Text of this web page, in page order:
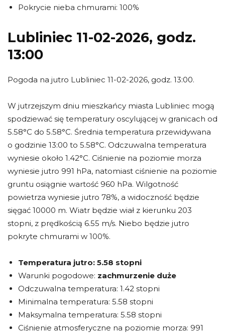
Pokrycie nieba chmurami: 100%
Lubliniec 11-02-2026, godz.
13:00
Pogoda na jutro Lubliniec 11-02-2026, godz. 13:00.
W jutrzejszym dniu mieszkańcy miasta Lubliniec mogą
spodziewać się temperatury oscylującej w granicach od
5.58°C do 5.58°C. Średnia temperatura przewidywana
o godzinie 13:00 to 5.58°C. Odczuwalna temperatura
wyniesie około 1.42°C. Ciśnienie na poziomie morza
wyniesie jutro 991 hPa, natomiast ciśnienie na poziomie
gruntu osiągnie wartość 960 hPa. Wilgotność
powietrza wyniesie jutro 78%, a widoczność będzie
sięgać 10000 m. Wiatr będzie wiał z kierunku 203
stopni, z prędkością 6.55 m/s. Niebo będzie jutro
pokryte chmurami w 100%.
Temperatura jutro: 5.58 stopni
Warunki pogodowe: zachmurzenie duże
Odczuwalna temperatura: 1.42 stopni
Minimalna temperatura: 5.58 stopni
Maksymalna temperatura: 5.58 stopni
Ciśnienie atmosferyczne na poziomie morza: 991